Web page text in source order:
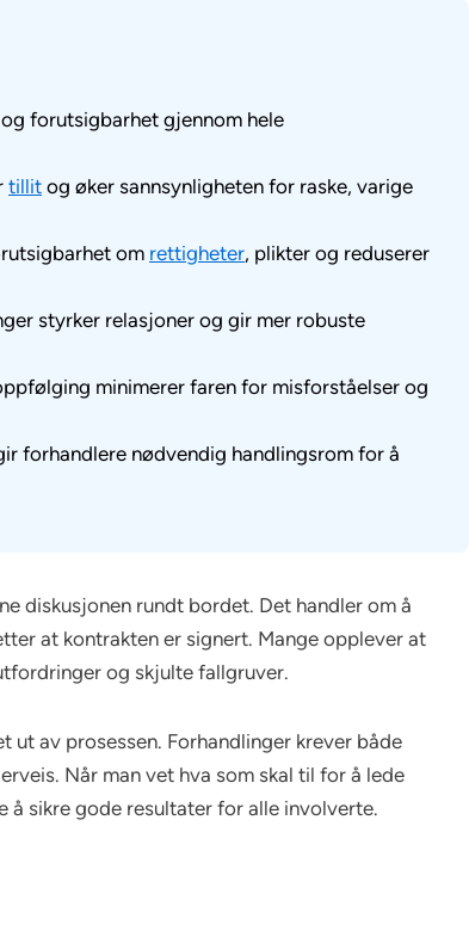
forutsigbarhet gjennom hele
tillit og øker sannsynligheten for raske, varige
om rettigheter, plikter og reduserer
styrker relasjoner og gir mer robuste
minimerer faren for misforståelser og
forhandlere nødvendig handlingsrom for å
diskusjonen rundt bordet. Det handler om å
at kontrakten er signert. Mange opplever at
og skjulte fallgruver.
ut av prosessen. Forhandlinger krever både
Når man vet hva som skal til for å lede
å sikre gode resultater for alle involverte.